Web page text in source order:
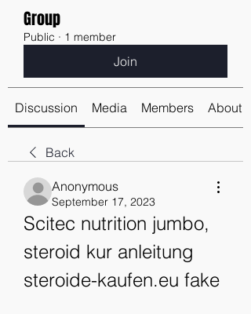
Group
Public · 1 member
Join
Discussion Media Members About
Back
Anonymous
September 17, 2023
Scitec nutrition jumbo,
steroid kur anleitung
steroide-kaufen.eu fake